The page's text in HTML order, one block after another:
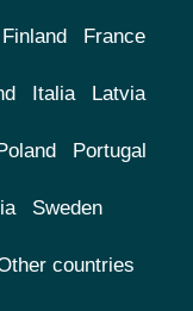
Finland France
Italia Latvia
Poland Portugal
Sweden
countries